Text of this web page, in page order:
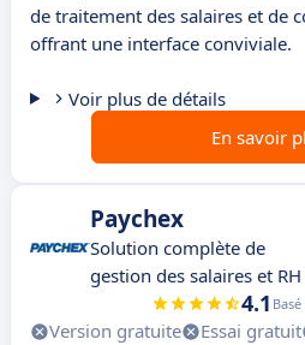
de traitement des salaires et de
offrant une interface conviviale.
Voir plus de détails
En savoir
Paychex
Solution complète de
gestion des salaires et RH
4.1
Version gratuite Essai gratuit